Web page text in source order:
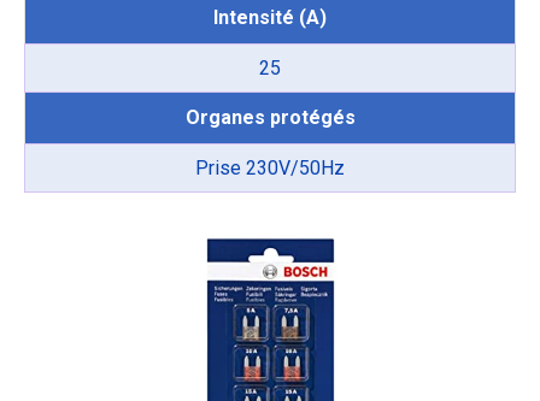
Intensité (A)
25
Organes protégés
Prise 230V/50Hz